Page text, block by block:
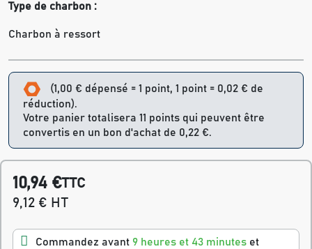
Type de charbon :
Charbon à ressort
(1,00 € dépensé = 1 point, 1 point = 0,02 € de
réduction).
Votre panier totalisera 11 points qui peuvent être
convertis en un bon d'achat de 0,22 €.
10,94 €TTC
9,12 € HT
Commandez avant 9 heures et 43 minutes et